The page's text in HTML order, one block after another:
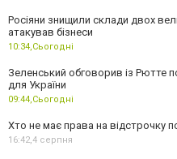
Росіяни знищили склади двох
атакував бізнеси
10:34,Сьогодні
Зеленський обговорив із Рютте
для України
09:44,Сьогодні
Хто не має права на відстрочку
16:42,4 серпня